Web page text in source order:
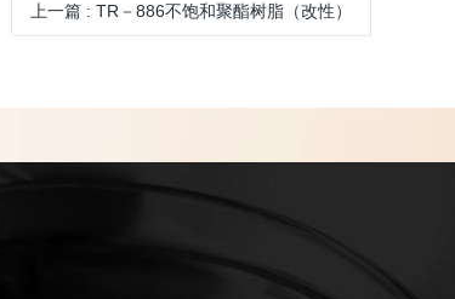
上一篇 : TR－886不饱和聚酯树脂（改性）